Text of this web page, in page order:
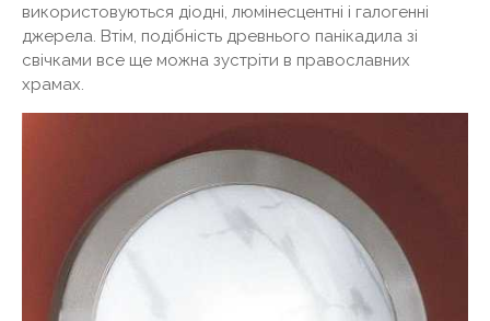
використовуються діодні, люмінесцентні і галогенні
джерела. Втім, подібність древнього панікадила зі
свічками все ще можна зустріти в православних
храмах.